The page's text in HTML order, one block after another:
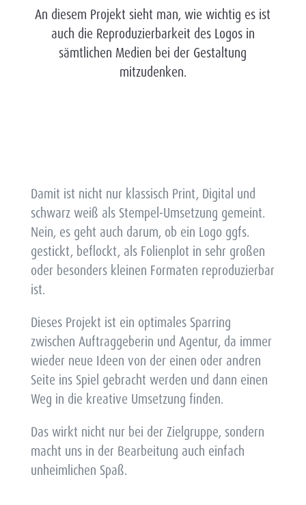
An diesem Projekt sieht man, wie wichtig es ist
auch die Reproduzierbarkeit des Logos in
sämtlichen Medien bei der Gestaltung
mitzudenken.
Damit ist nicht nur klassisch Print, Digital und
schwarz weiß als Stempel-Umsetzung gemeint.
Nein, es geht auch darum, ob ein Logo ggfs.
gestickt, beflockt, als Folienplot in sehr großen
oder besonders kleinen Formaten reproduzierbar
ist.
Dieses Projekt ist ein optimales Sparring
zwischen Auftraggeberin und Agentur, da immer
wieder neue Ideen von der einen oder andren
Seite ins Spiel gebracht werden und dann einen
Weg in die kreative Umsetzung finden.
Das wirkt nicht nur bei der Zielgruppe, sondern
macht uns in der Bearbeitung auch einfach
unheimlichen Spaß.